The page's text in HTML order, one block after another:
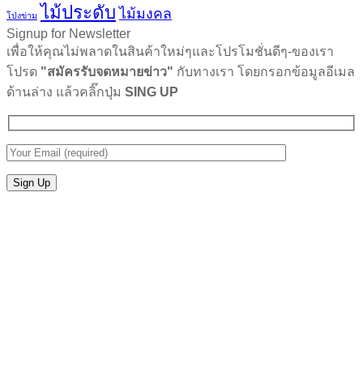
โป่งข่าม ไม้ประดับ ไม้มงคล
Signup for Newsletter
เพื่อให้คุณไม่พลาดในสินค้าใหม่ๆและโปรโมชั่นดีๆ-ของเรา
โปรด "สมัครรับจดหมายข่าว" กับทางเรา โดยกรอกข้อมูลอีเมล
ด้านล่าง แล้วคลิ๊กปุ่ม SING UP